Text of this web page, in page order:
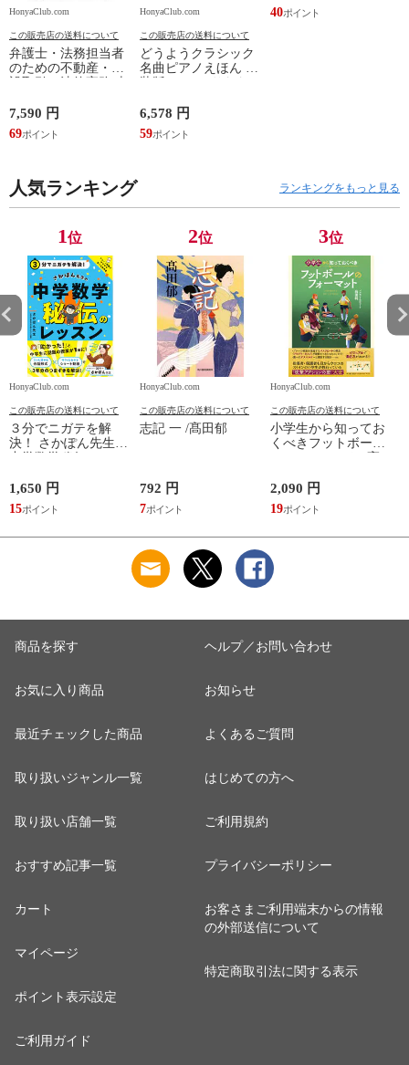
HonyaClub.com
この販売店の送料について
弁護士・法務担当者
のための不動産・建
開発、設計・監理、
建設請負 第２版 /富
田裕 小里佳嵩
7,590 円
69
HonyaClub.com
この販売店の送料について
どうようクラシック
名曲ピアノえほん 新
ワシマミワコ
6,578 円
59
40
人気ランキング ランキングをもっと見る
1位
HonyaClub.com
この販売店の送料について
３分でニガテを解
決！ さかぽん先生の
1,650 円
15
2位
HonyaClub.com
この販売店の送料について
志記 一 /髙田郁
792 円
7
3位
HonyaClub.com
この販売店の送料について
小学生から知ってお
くべきフットボール
2,090 円
19
商品を探す
お気に入り商品
最近チェックした商品
取り扱いジャンル一覧
取り扱い店舗一覧
おすすめ記事一覧
カート
マイページ
ポイント表示設定
ご利用ガイド
ヘルプ／お問い合わせ
お知らせ
よくあるご質問
はじめての方へ
ご利用規約
プライバシーポリシー
お客さまご利用端末からの情報
の外部送信について
特定商取引法に関する表示